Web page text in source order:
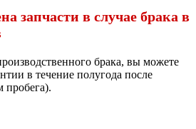
запчасти в случае брака в
брака, вы можете
в течение полугода после
пробега).